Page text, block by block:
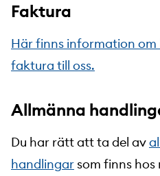
Faktura
Här finns information om
faktura till oss.
Allmänna
Du har rätt att ta del av
handlingarsom finns